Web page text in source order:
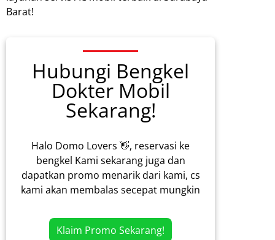
Barat!
Hubungi Bengkel
Dokter Mobil
Sekarang!
Halo Domo Lovers 👋, reservasi ke
bengkel Kami sekarang juga dan
dapatkan promo menarik dari kami, cs
kami akan membalas secepat mungkin
Klaim Promo Sekarang!